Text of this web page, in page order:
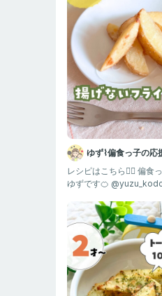
くりごはん #こど
飯
#取り分け幼児食 #
#くふうキッズごは
ゆず⌇偏食っ子の応
レシピはこちら👇🏻 偏食っ子の応援隊𓌉𓇋
ゆずです🍊